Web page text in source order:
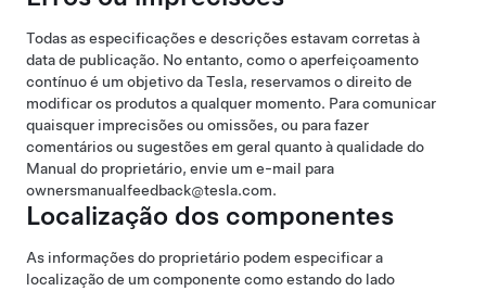
Todas as especificações e descrições estavam corretas à
data de publicação. No entanto, como o aperfeiçoamento
contínuo é um objetivo da Tesla, reservamos o direito de
modificar os produtos a qualquer momento. Para comunicar
quaisquer imprecisões ou omissões, ou para fazer
comentários ou sugestões em geral quanto à qualidade do
Manual do proprietário, envie um e-mail para
ownersmanualfeedback@tesla.com.
Localização dos componentes
As informações do proprietário podem especificar a
localização de um componente como estando do lado